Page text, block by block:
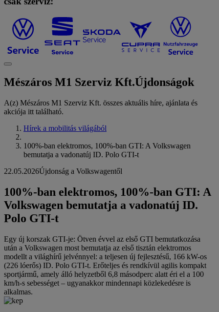
Mészáros M1 Szerviz Kft.Újdonságok
A(z) Mészáros M1 Szerviz Kft. összes aktuális híre, ajánlata és
akciója itt található.
Hírek a mobilitás világából
100%-ban elektromos, 100%-ban GTI: A Volkswagen
bemutatja a vadonatúj ID. Polo GTI-t
22.05.2026Újdonság a Volkswagentől
100%-ban elektromos, 100%-ban GTI: A
Volkswagen bemutatja a vadonatúj ID.
Polo GTI-t
Egy új korszak GTI-je: Ötven évvel az első GTI bemutatkozása
után a Volkswagen most bemutatja az első tisztán elektromos
modellt a világhírű jelvénnyel: a teljesen új fejlesztésű, 166 kW-os
(226 lóerős) ID. Polo GTI-t. Erőteljes és rendkívül agilis kompakt
sportjármű, amely álló helyzetből 6,8 másodperc alatt éri el a 100
km/h-s sebességet – ugyanakkor mindennapi közlekedésre is
alkalmas.